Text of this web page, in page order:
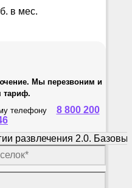
в мес.
Мы перезвоним и
тариф.
телефону 8 800 200